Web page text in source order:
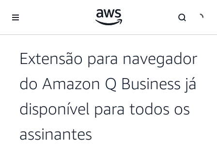
Pular para o conteúdo principal
Extensão para navegador
do Amazon Q Business já
disponível para todos os
assinantes